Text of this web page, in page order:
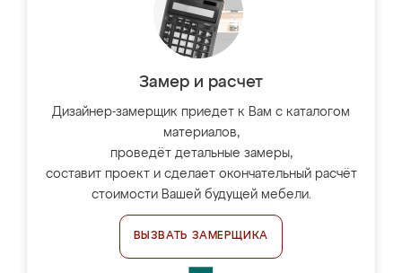
Замер и расчет
Дизайнер-замерщик приедет к Вам с каталогом
материалов,
проведёт детальные замеры,
составит проект и сделает окончательный расчёт
стоимости Вашей будущей мебели.
ВЫЗВАТЬ ЗАМЕРЩИКА